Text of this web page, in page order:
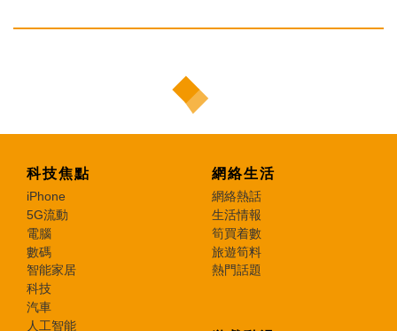
科技焦點
iPhone
5G流動
電腦
數碼
智能家居
科技
汽車
人工智能
網絡生活
網絡熱話
生活情報
筍買着數
旅遊筍料
熱門話題